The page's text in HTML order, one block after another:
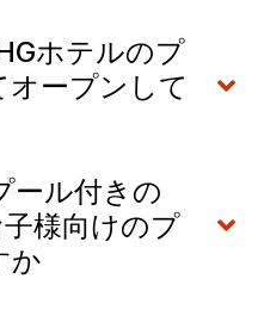
ホテルのプ
ープンして
ール付きの
様向けのプ
か